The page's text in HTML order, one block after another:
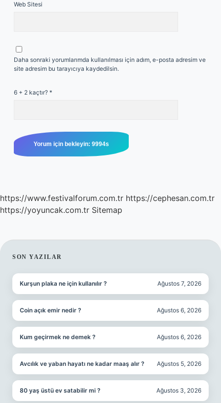
Web Sitesi
Daha sonraki yorumlarımda kullanılması için adım, e-posta adresim ve
site adresim bu tarayıcıya kaydedilsin.
6 + 2 kaçtır? *
https://www.festivalforum.com.tr https://cephesan.com.tr
https://yoyuncak.com.tr Sitemap
SIDEBAR
SON YAZILAR
Kurşun plaka ne için kullanılır ? Ağustos 7, 2026
Coin açık emir nedir ? Ağustos 6, 2026
Kum geçirmek ne demek ? Ağustos 6, 2026
Avcılık ve yaban hayatı ne kadar maaş alır ? Ağustos 5, 2026
80 yaş üstü ev satabilir mi ? Ağustos 3, 2026